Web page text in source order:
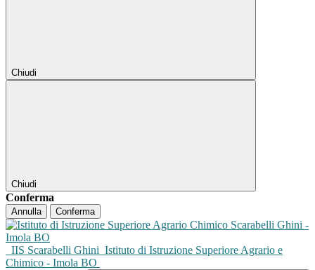
Chiudi
Chiudi
Conferma
Annulla Conferma
IIS Scarabelli Ghini Istituto di Istruzione Superiore Agrario e
Chimico - Imola BO